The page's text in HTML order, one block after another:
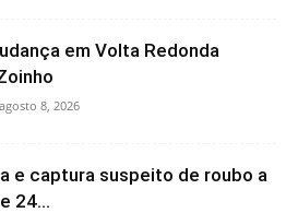
em Volta Redonda
agosto 8, 2026
e captura suspeito de roubo a
24...